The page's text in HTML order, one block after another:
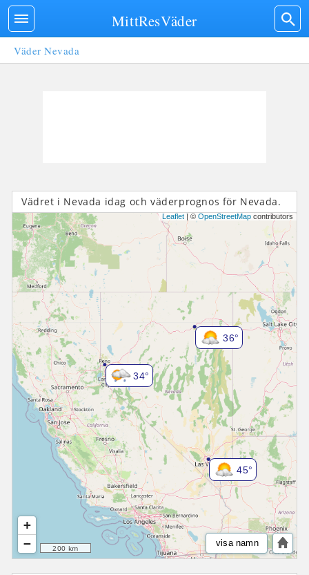
Väder Nevada
Vädret i Nevada idag och väderprognos för Nevada.
45°
34°
36°
+
−
200 km
Leaflet | © OpenStreetMap contributors
visa namn
MittResVäder